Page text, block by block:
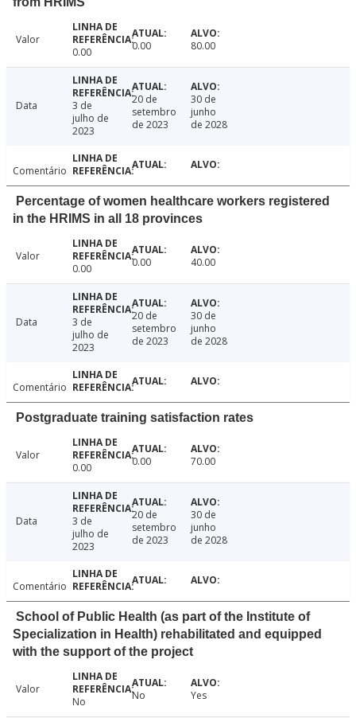
Valor
0.00
0.00 80.00
Data
3 de
julho de
2023
20 de
setembro
de 2023
30 de
junho
de 2028
Comentário
Percentage of women healthcare workers registered
in the HRIMS in all 18 provinces
Valor
0.00
0.00 40.00
Data
3 de
julho de
2023
20 de
setembro
de 2023
30 de
junho
de 2028
Comentário
Postgraduate training satisfaction rates
Valor
0.00
0.00 70.00
Data
3 de
julho de
2023
20 de
setembro
de 2023
30 de
junho
de 2028
Comentário
School of Public Health (as part of the Institute of
Specialization in Health) rehabilitated and equipped
with the support of the project
Valor
No
No Yes